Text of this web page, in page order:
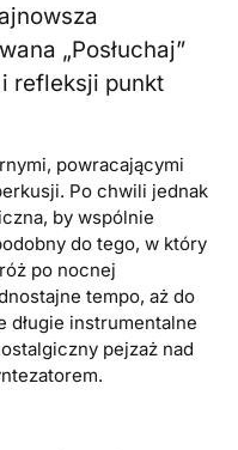
„Posłuchaj”
refleksji punkt
powracającymi
Po chwili jednak
by wspólnie
do tego, w który
po nocnej
tempo, aż do
długie instrumentalne
pejzaż nad